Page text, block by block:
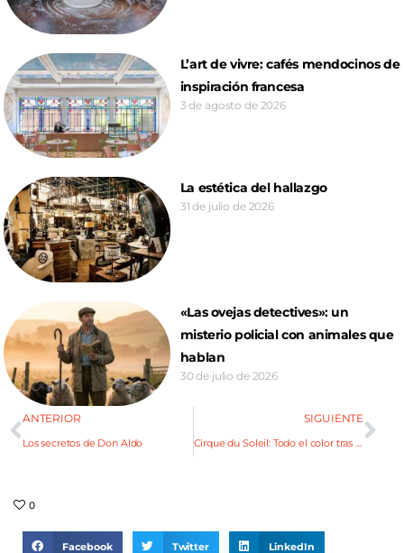
L’art de vivre: cafés mendocinos de
inspiración francesa
3 de agosto de 2026
La estética del hallazgo
31 de julio de 2026
«Las ovejas detectives»: un
misterio policial con animales que
hablan
30 de julio de 2026
ANTERIOR
Los secretos de Don Aldo
SIGUIENTE
Cirque du Soleil: Todo el color tras bambalinas
0
Facebook Twitter LinkedIn